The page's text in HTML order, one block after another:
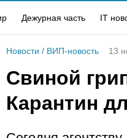
Дежурная часть IT
Новости / ВИП-новость 13
Свиной
Карантин